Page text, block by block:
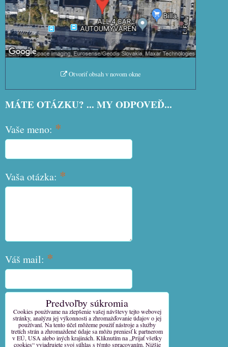
Povoliť tentokrát
Povoliť a zapamätať - súhlas s
druhom cookie: Funkčné
Otvoriť obsah v novom okne
MÁTE OTÁZKU? ... MY ODPOVEĎ...
Vaše meno: *
Vaša otázka: *
Váš mail: *
Váš telefón:*
Predvoľby súkromia
Cookies používame na zlepšenie vašej návštevy tejto webovej
stránky, analýzu jej výkonnosti a zhromažďovanie údajov o jej
používaní. Na tento účel môžeme použiť nástroje a služby
tretích strán a zhromaždené údaje sa môžu preniesť k partnerom
v EÚ, USA alebo iných krajinách. Kliknutím na „Prijať všetky
cookies“ vyjadrujete svoj súhlas s týmto spracovaním. Nižšie